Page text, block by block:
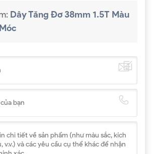
Dây Tăng Đơ 38mm 1.5T Màu